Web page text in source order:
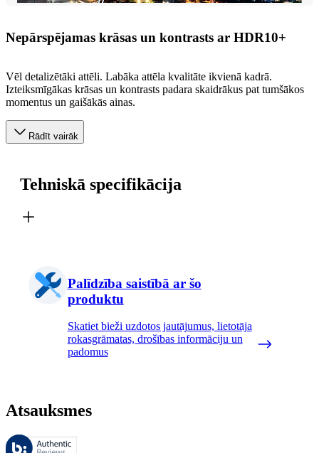
Nepārspējamas krāsas un kontrasts ar HDR10+
Vēl detalizētāki attēli. Labāka attēla kvalitāte ikvienā kadrā.
Izteiksmīgākas krāsas un kontrasts padara skaidrākus pat tumšākos
momentus un gaišākās ainas.
Rādīt vairāk
Tehniskā specifikācija
Palīdzība saistībā ar šo
produktu
Skatiet bieži uzdotos jautājumus, lietotāja
rokasgrāmatas, drošības informāciju un
padomus
Atsauksmes
Šīs atsauksmes pārvalda Bazaarvoice, un tās atbilst Bazaarvoice